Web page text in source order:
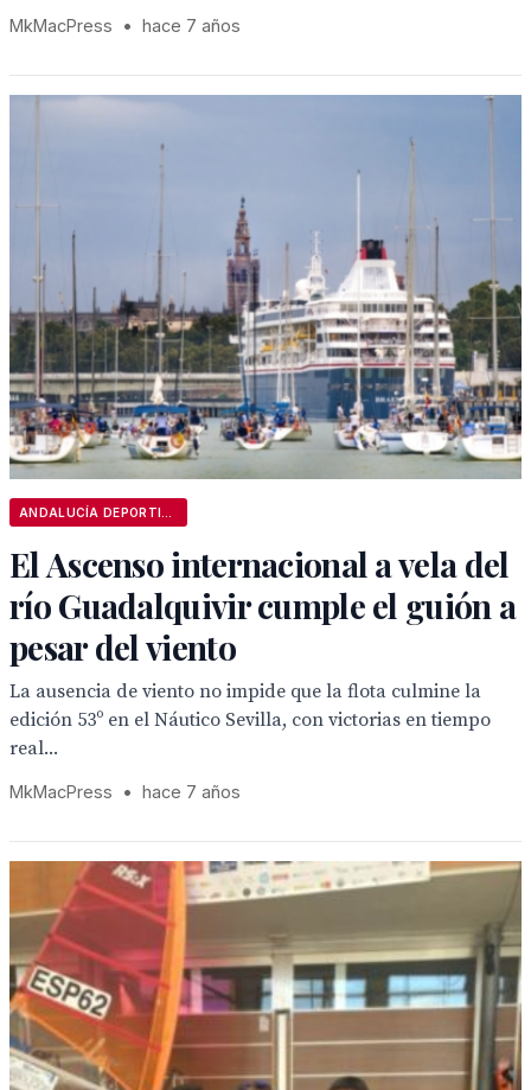
MkMacPress • hace 7 años
El Ascenso internacional a vela del
río Guadalquivir cumple el guión a
pesar del viento
La ausencia de viento no impide que la flota culmine la
edición 53º en el Náutico Sevilla, con victorias en tiempo
real...
MkMacPress • hace 7 años